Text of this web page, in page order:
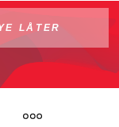
LÅTER